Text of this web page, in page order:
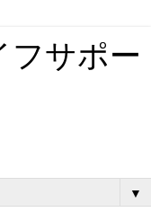
フサポー
▼